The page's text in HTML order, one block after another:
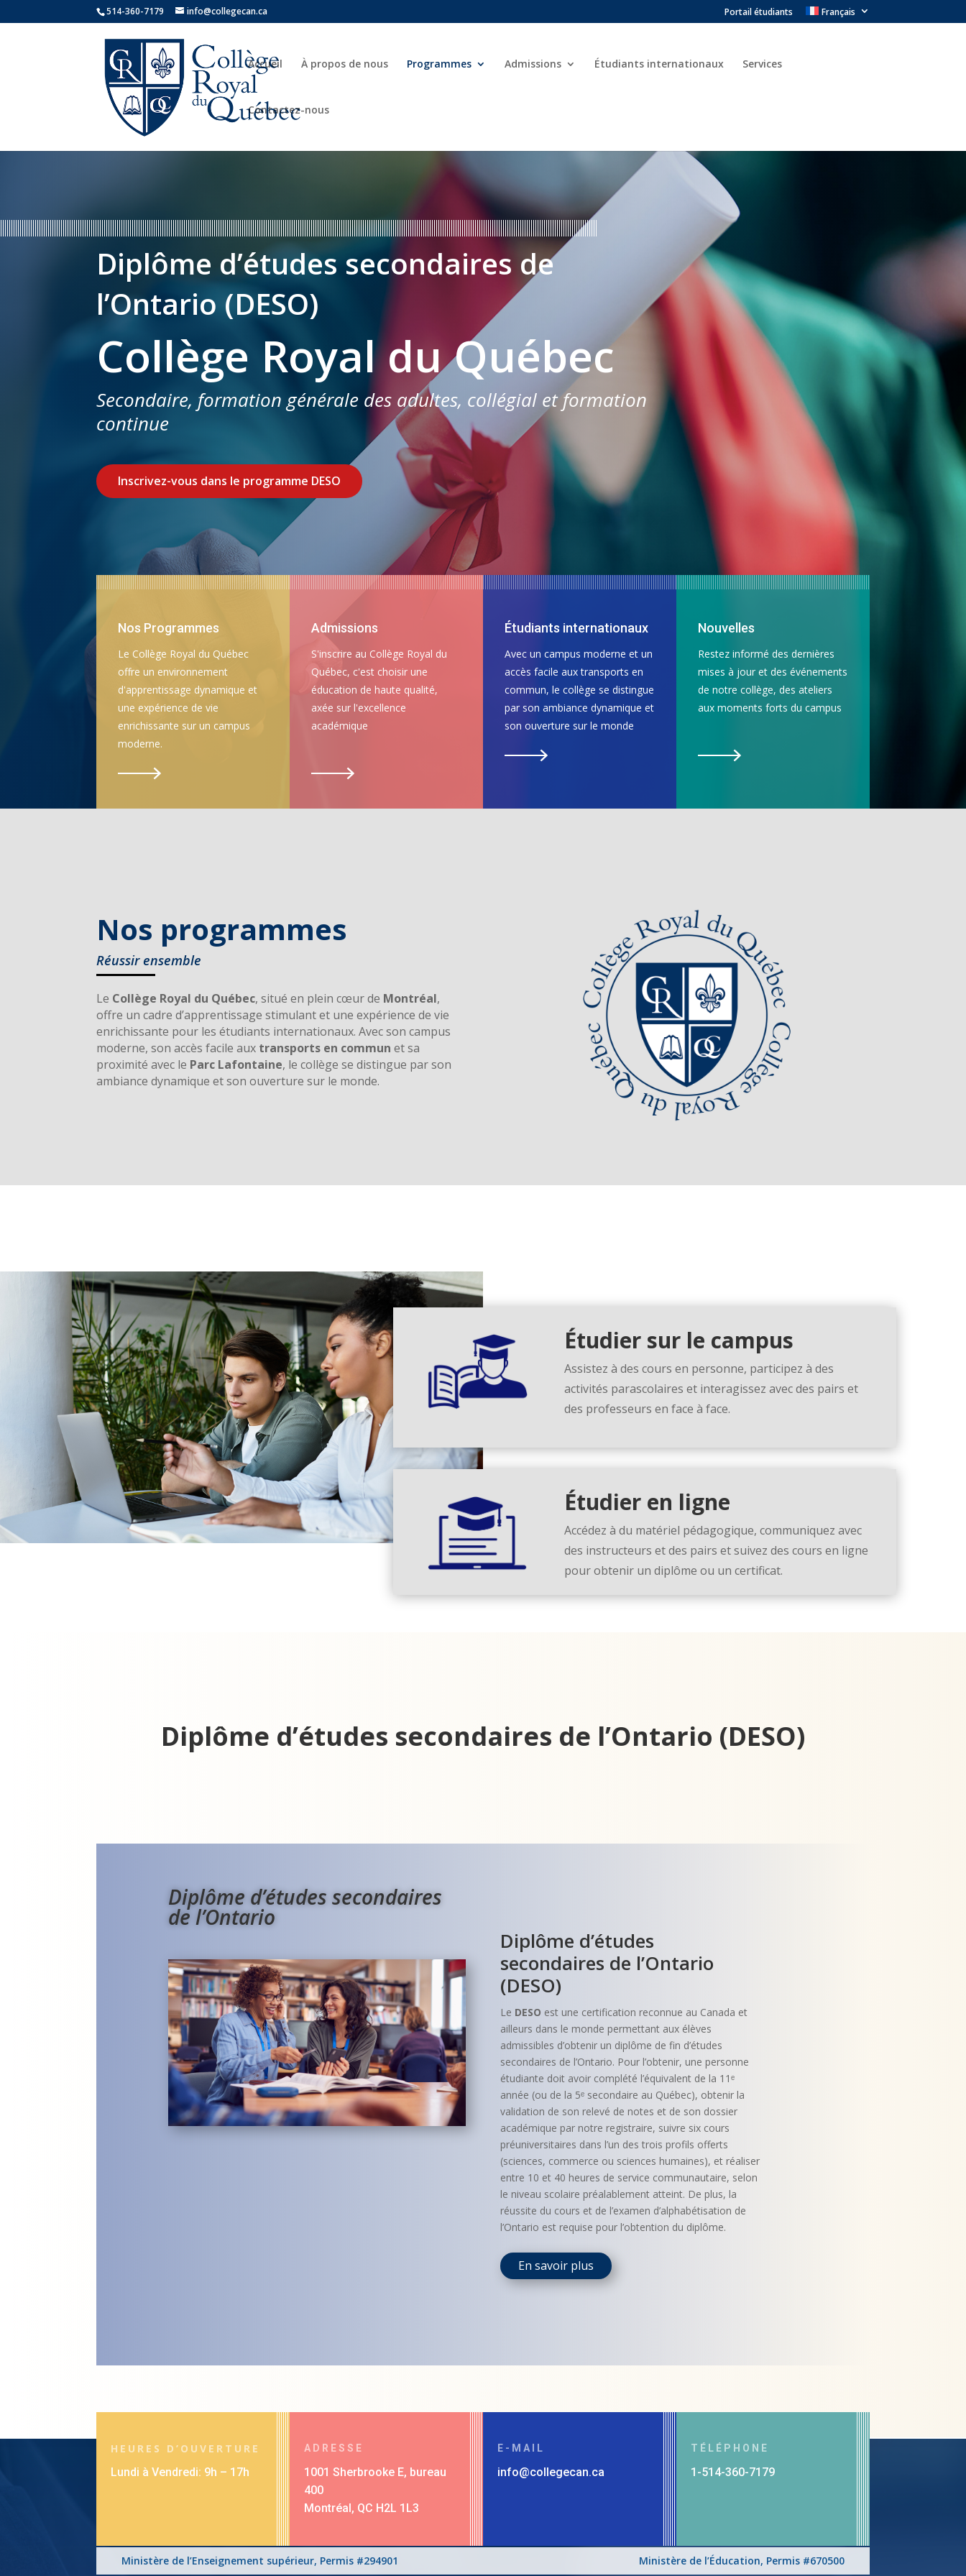
514-360-7179 info@collegecan.ca Portail étudiants Français
Accueil À propos de nous Programmes Admissions Étudiants internationaux Services
Contactez-nous
Diplôme d’études secondaires de
l’Ontario (DESO)
Collège Royal du Québec
Secondaire, formation générale des adultes, collégial et formation
continue
Inscrivez-vous dans le programme DESO
Nos Programmes
Le Collège Royal du Québec
offre un environnement
d'apprentissage dynamique et
une expérience de vie
enrichissante sur un campus
moderne.
Admissions
S'inscrire au Collège Royal du
Québec, c'est choisir une
éducation de haute qualité,
axée sur l'excellence
académique
Étudiants internationaux
Avec un campus moderne et un
accès facile aux transports en
commun, le collège se distingue
par son ambiance dynamique et
son ouverture sur le monde
Nouvelles
Restez informé des dernières
mises à jour et des événements
de notre collège, des ateliers
aux moments forts du campus
Nos programmes
Réussir ensemble
Le Collège Royal du Québec, situé en plein cœur de Montréal,
offre un cadre d’apprentissage stimulant et une expérience de vie
enrichissante pour les étudiants internationaux. Avec son campus
moderne, son accès facile aux transports en commun et sa
proximité avec le Parc Lafontaine, le collège se distingue par son
ambiance dynamique et son ouverture sur le monde.
Étudier sur le campus
Assistez à des cours en personne, participez à des
activités parascolaires et interagissez avec des pairs et
des professeurs en face à face.
Étudier en ligne
Accédez à du matériel pédagogique, communiquez avec
des instructeurs et des pairs et suivez des cours en ligne
pour obtenir un diplôme ou un certificat.
Diplôme d’études secondaires de l’Ontario (DESO)
Diplôme d’études secondaires
de l’Ontario
Diplôme d’études
secondaires de l’Ontario
(DESO)
Le DESO est une certification reconnue au Canada et
ailleurs dans le monde permettant aux élèves
admissibles d’obtenir un diplôme de fin d’études
secondaires de l’Ontario. Pour l’obtenir, une personne
étudiante doit avoir complété l’équivalent de la 11ᵉ
année (ou de la 5ᵉ secondaire au Québec), obtenir la
validation de son relevé de notes et de son dossier
académique par notre registraire, suivre six cours
préuniversitaires dans l’un des trois profils offerts
(sciences, commerce ou sciences humaines), et réaliser
entre 10 et 40 heures de service communautaire, selon
le niveau scolaire préalablement atteint. De plus, la
réussite du cours et de l’examen d’alphabétisation de
l’Ontario est requise pour l’obtention du diplôme.
En savoir plus
HEURES D’OUVERTURE
Lundi à Vendredi: 9h – 17h
ADRESSE
1001 Sherbrooke E, bureau
400
Montréal, QC H2L 1L3
E-MAIL
info@collegecan.ca
TÉLÉPHONE
1-514-360-7179
Ministère de l’Enseignement supérieur, Permis #294901 Ministère de l’Éducation, Permis #670500